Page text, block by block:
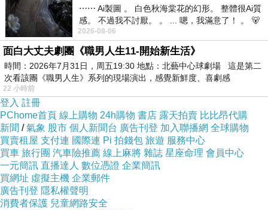
...
哪種人？！
說真的，我是比你們更訝異的喔！
或許你、妳認識的我只是其中的一面而已。
我這人是屬於見人說人話、見鬼說鬼話的那類。
這樣說或許會給人一種不是很真誠的感覺。
然而你們自己怎麼不思考一下自己是啥樣的傢伙？
你們不就是各種虛偽嘛！
⋯⋯ Ai製圖 。 白色秋海棠花的幻形。 整體很Ai質
感。 不過我不討厭。 。 ... 嗯，我滿意了！ 。 🐻
昨中
2026-08-06
面白大丈夫劇團《職男人生11-開始新生活》
時間：2026年7月31日，周五19:30 地點：北藝中心球劇場 這是第二
次看該團《職男人生》系列的現場演出，感覺新鮮度、喜劇感
22 小時前
登入 註冊
PChome首頁 線上購物 24h購物 書店 露天拍賣 比比昂代購
新聞 /氣象 股市 個人新聞台 廣告刊登 加入聯播網 全球購物
買賣租屋 支付連 國際連 Pi 拍錢包 旅遊 服務中心
買車 旅行團 汽車險推薦 線上麻將 雜誌 星座命理 會員中心
一元簡訊 直播達人 數位憑證 企業簡訊
買網址 虛擬主機 企業郵件
廣告刊登 隱私權聲明
消費者保護 兒童網路安全